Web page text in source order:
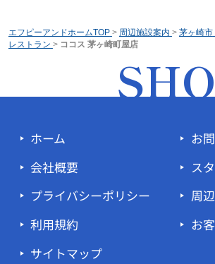
エフピーアンドホームTOP > 周辺施設案内 > 茅ヶ崎市
レストラン > ココス 茅ヶ崎町屋店
ホーム
会社概要
プライバシーポリシー
利用規約
サイトマップ
お
ス
周
お